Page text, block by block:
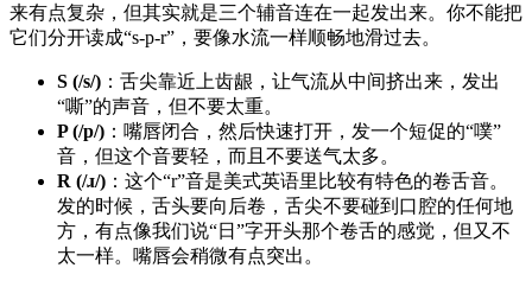
来有点复杂，但其实就是三个辅音连在一起发出来。你不能把
它们分开读成“s-p-r”，要像水流一样顺畅地滑过去。
S (/s/) ：舌尖靠近上齿龈，让气流从中间挤出来，发出
“嘶”的声音，但不要太重。
P (/p/) ：嘴唇闭合，然后快速打开，发一个短促的“噗”
音，但这个音要轻，而且不要送气太多。
R (/ɹ/) ：这个“r”音是美式英语里比较有特色的卷舌音。
发的时候，舌头要向后卷，舌尖不要碰到口腔的任何地
方，有点像我们说“日”字开头那个卷舌的感觉，但又不
太一样。嘴唇会稍微有点突出。